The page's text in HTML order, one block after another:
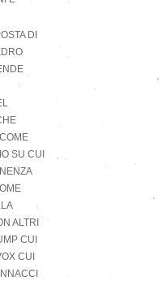
DI
SU CUI
ALTRI
CUI
CUI